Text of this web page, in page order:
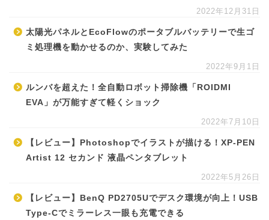
2022年12月31日
太陽光パネルとEcoFlowのポータブルバッテリーで生ゴ
ミ処理機を動かせるのか、実験してみた
2022年9月1日
ルンバを超えた！全自動ロボット掃除機「ROIDMI
EVA」が万能すぎて軽くショック
2022年7月10日
【レビュー】Photoshopでイラストが描ける！XP-PEN
Artist 12 セカンド 液晶ペンタブレット
2022年5月26日
【レビュー】BenQ PD2705Uでデスク環境が向上！USB
Type-Cでミラーレス一眼も充電できる